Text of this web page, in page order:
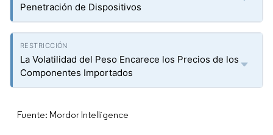
Penetración de Dispositivos
La Volatilidad del Peso Encarece los Precios de los
Componentes Importados
Fuente: Mordor Intelligence